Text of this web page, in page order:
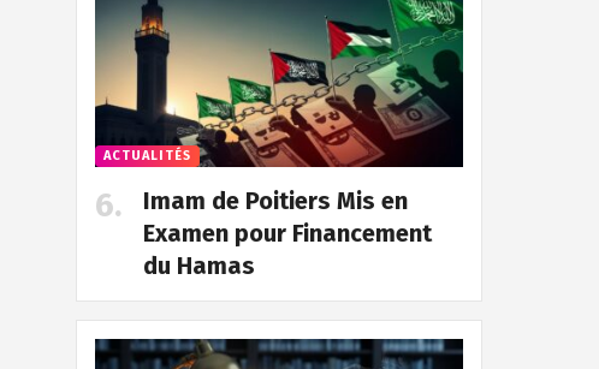
ACTUALITÉS
Imam de Poitiers Mis en
Examen pour Financement
du Hamas